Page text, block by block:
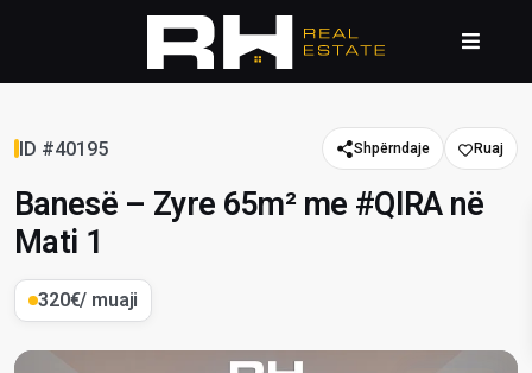
ID #40195 Shpërndaje
Banesë – Zyre 65m² me #QIRA në
Mati 1
320€/ muaji